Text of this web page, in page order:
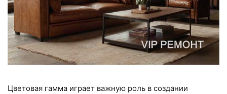
Цветовая гамма играет важную роль в создании